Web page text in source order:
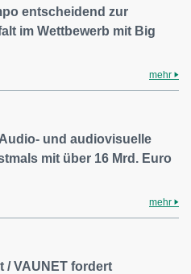
entscheidend zur
im Wettbewerb mit Big
mehr
und audiovisuelle
mit über 16 Mrd. Euro
mehr
/ VAUNET fordert